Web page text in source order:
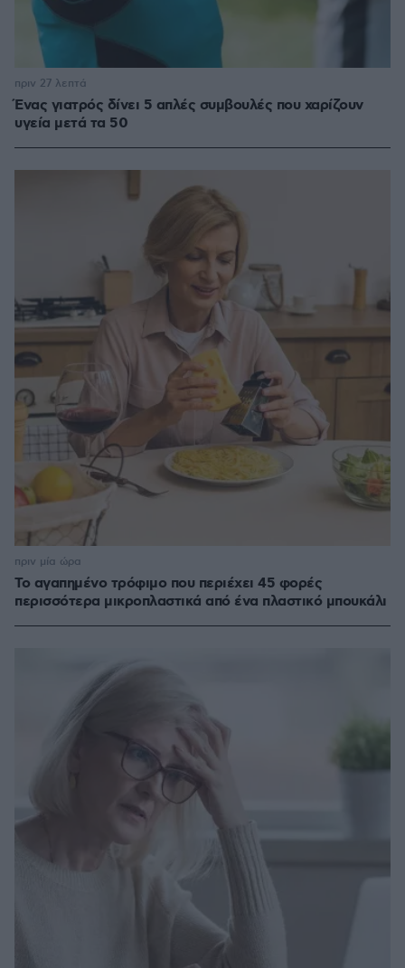
Ένας γιατρός δίνει 5 απλές συμβουλές που χαρίζουν
υγεία μετά τα 50
πριν 27 λεπτά
Το αγαπημένο τρόφιμο που περιέχει 45 φορές
περισσότερα μικροπλαστικά από ένα πλαστικό μπουκάλι
πριν μία ώρα